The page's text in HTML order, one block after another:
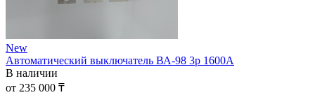
New
Автоматический выключатель ВА-98 3р 1600А
В наличии
от 235 000 ₸